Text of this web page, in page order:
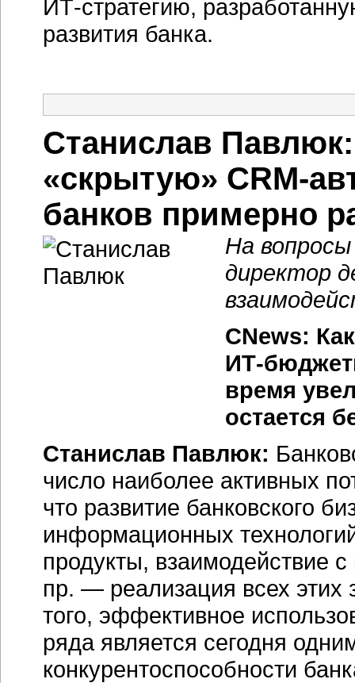
ИТ-стратегию,
развития банка.
Станислав
«скрытую» CRM-
банков примерно
На
директор
CNews:
ИТ-
время
остается
Станислав Павлюк:
число наиболее активных
что развитие банковского
информационных
продукты, взаимодействие
пр. — реализация всех
того, эффективное
ряда является сегодня
конкурентоспособности